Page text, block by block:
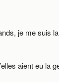
je me suis
aient eu la